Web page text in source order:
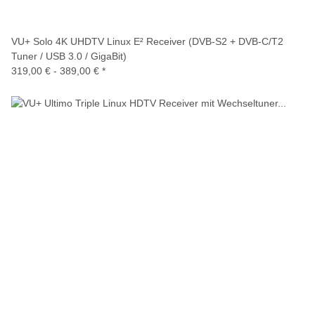
VU+ Solo 4K UHDTV Linux E² Receiver (DVB-S2 + DVB-C/T2
Tuner / USB 3.0 / GigaBit)
319,00 € - 389,00 € *